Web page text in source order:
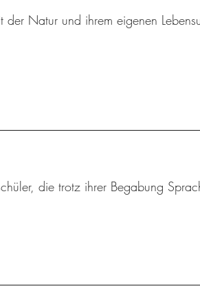
Natur und ihrem eigenen
die trotz ihrer Begabung